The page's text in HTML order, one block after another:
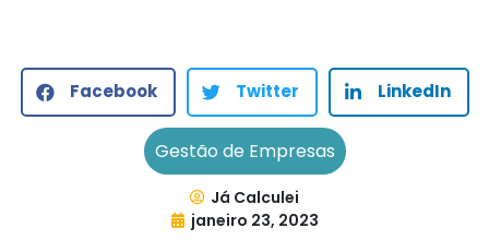
Facebook Twitter LinkedIn
Gestão de Empresas
Já Calculei
janeiro 23, 2023